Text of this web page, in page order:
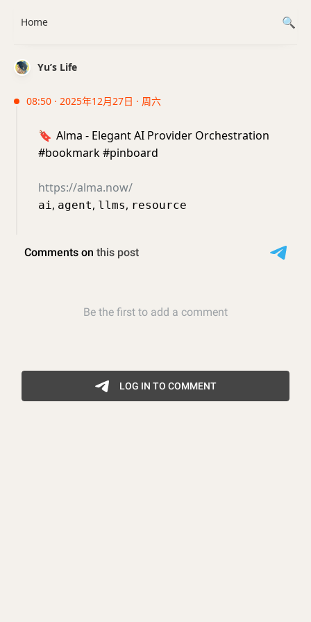
Yu’s Life
08:50 · 2025年12月27日 · 周六
🔖 Alma - Elegant AI Provider Orchestration
#bookmark #pinboard
https://alma.now/
ai, agent, llms, resource
Home